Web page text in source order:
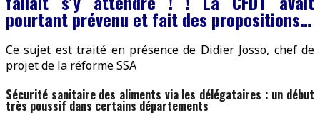
pourtant prévenu et fait des propositions…
Ce sujet est traité en présence de Didier Josso, chef de
projet de la réforme SSA
Sécurité sanitaire des aliments via les délégataires : un début
très poussif dans certains départements